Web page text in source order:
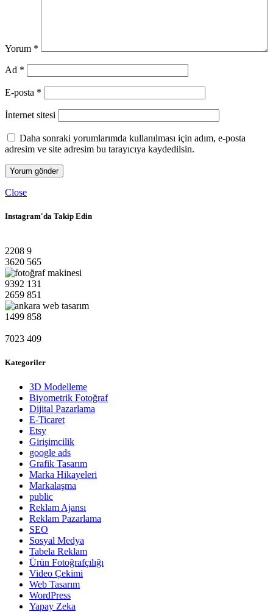
Yorum *
Ad *
E-posta *
İnternet sitesi
Daha sonraki yorumlarımda kullanılması için adım, e-posta
adresim ve site adresim bu tarayıcıya kaydedilsin.
Close
Instagram'da Takip Edin
2208 9
3620 565
9392 131
2659 851
1499 858
7023 409
Kategoriler
3D Modelleme
Biyometrik Fotoğraf
Dijital Pazarlama
E-Ticaret
Etsy
Girişimcilik
google ads
Grafik Tasarım
Marka Hikayeleri
Markalaşma
public
Reklam Ajansı
Reklam Pazarlama
SEO
Sosyal Medya
Tabela Reklam
Ürün Fotoğrafçılığı
Video Çekimi
Web Tasarım
WordPress
Yapay Zeka